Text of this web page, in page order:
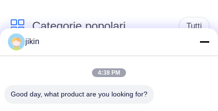
Categorie popolari Tutti
Tubo senza cuciture
di acciaio inossidabile
jikin
4:38 PM
Good day, what product are you looking for?